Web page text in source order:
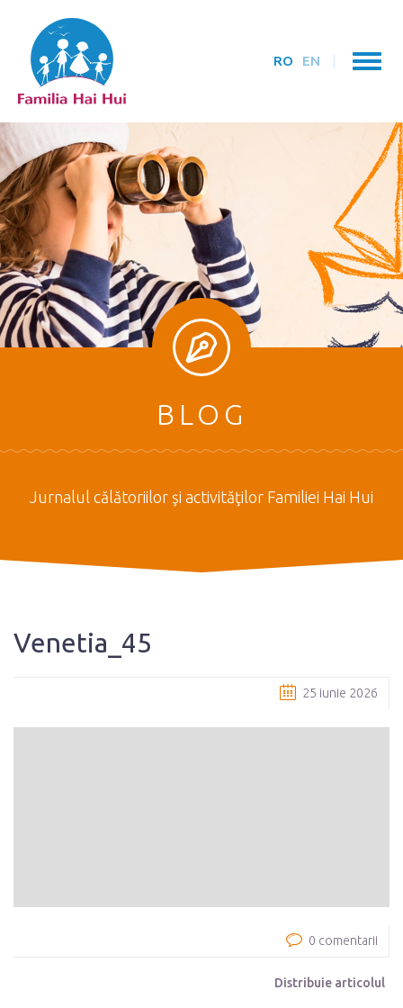
RO EN
BLOG
Jurnalul călătoriilor şi activităţilor Familiei Hai Hui
Venetia_45
25 iunie 2026
0 comentarii
Distribuie articolul